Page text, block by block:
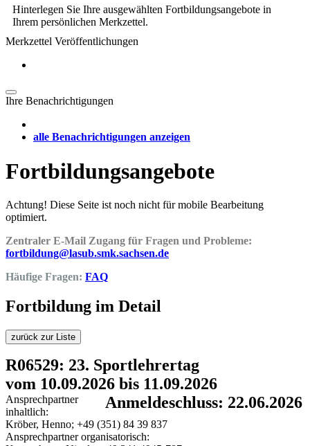
Hinterlegen Sie Ihre ausgewählten Fortbildungsangebote in
Ihrem persönlichen Merkzettel.
Merkzettel Veröffentlichungen
Ihre Benachrichtigungen
alle Benachrichtigungen anzeigen
Fortbildungsangebote
Achtung! Diese Seite ist noch nicht für mobile Bearbeitung
optimiert.
Zentraler E-Mail Zugang für Fragen und Probleme:
fortbildung@lasub.smk.sachsen.de
Häufige Fragen: FAQ
Fortbildung im Detail
zurück zur Liste
R06529: 23. Sportlehrertag
vom 10.09.2026 bis 11.09.2026
Anmeldeschluss: 22.06.2026
Ansprechpartner
inhaltlich:
Kröber, Henno; +49 (351) 84 39 837
Ansprechpartner organisatorisch: